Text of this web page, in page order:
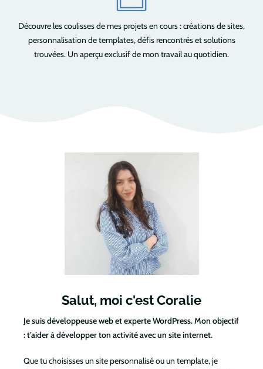
Découvre les coulisses de mes projets en cours : créations de sites,
personnalisation de templates, défis rencontrés et solutions
trouvées. Un aperçu exclusif de mon travail au quotidien.
Salut, moi c'est Coralie
Je suis développeuse web et experte WordPress. Mon objectif
: t’aider à développer ton activité avec un site internet.
Que tu choisisses un site personnalisé ou un template, je